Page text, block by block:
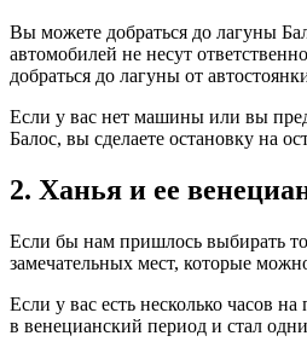
Вы можете добраться до лагуны
автомобилей не несут
добраться до лагуны от
Если у вас нет машины или вы
Балос, вы сделаете остановку на
2. Ханья и ее
Если бы нам пришлось выбирать
замечательных мест, которые
Если у вас есть несколько часов
в венецианский период и стал